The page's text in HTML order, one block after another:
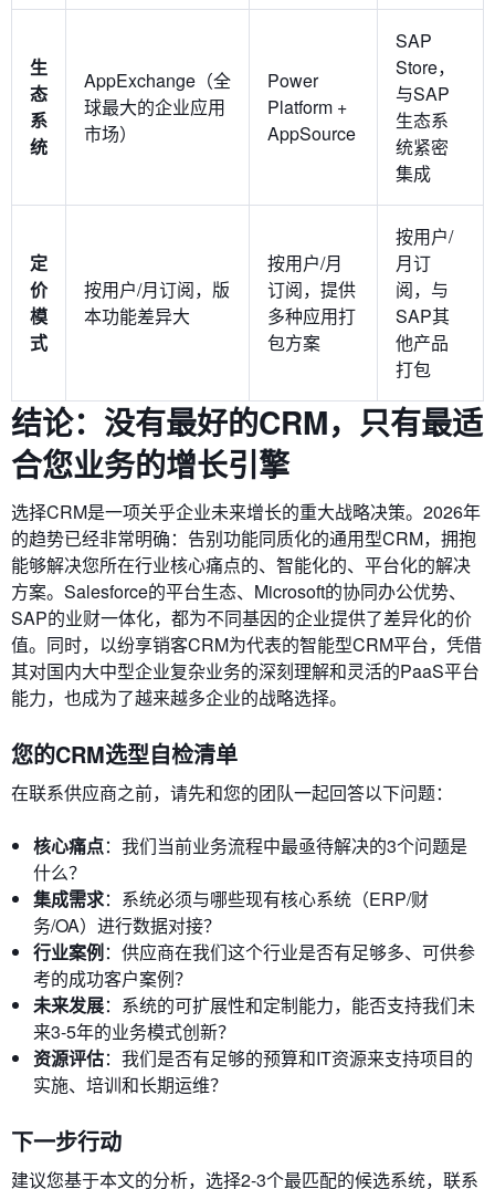
生
态
系
统
AppExchange（全
球最大的企业应用
市场）
Power
Platform +
AppSource
SAP
Store，
与SAP
生态系
统紧密
集成
定
价
模
式
按用户/月订阅，版
本功能差异大
按用户/月
订阅，提供
多种应用打
包方案
按用户/
月订
阅，与
SAP其
他产品
打包
结论：没有最好的CRM，只有最适
合您业务的增长引擎
选择CRM是一项关乎企业未来增长的重大战略决策。2026年
的趋势已经非常明确：告别功能同质化的通用型CRM，拥抱
能够解决您所在行业核心痛点的、智能化的、平台化的解决
方案。Salesforce的平台生态、Microsoft的协同办公优势、
SAP的业财一体化，都为不同基因的企业提供了差异化的价
值。同时，以纷享销客CRM为代表的智能型CRM平台，凭借
其对国内大中型企业复杂业务的深刻理解和灵活的PaaS平台
能力，也成为了越来越多企业的战略选择。
您的CRM选型自检清单
在联系供应商之前，请先和您的团队一起回答以下问题：
核心痛点：我们当前业务流程中最亟待解决的3个问题是
什么？
集成需求：系统必须与哪些现有核心系统（ERP/财
务/OA）进行数据对接？
行业案例：供应商在我们这个行业是否有足够多、可供参
考的成功客户案例？
未来发展：系统的可扩展性和定制能力，能否支持我们未
来3-5年的业务模式创新？
资源评估：我们是否有足够的预算和IT资源来支持项目的
实施、培训和长期运维？
下一步行动
建议您基于本文的分析，选择2-3个最匹配的候选系统，联系